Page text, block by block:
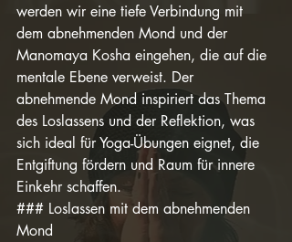
werden wir eine tiefe Verbindung mit
dem abnehmenden Mond und der
Manomaya Kosha eingehen, die auf die
mentale Ebene verweist. Der
abnehmende Mond inspiriert das Thema
des Loslassens und der Reflektion, was
sich ideal für Yoga-Übungen eignet, die
Entgiftung fördern und Raum für innere
Einkehr schaffen.
### Loslassen mit dem abnehmenden
Mond